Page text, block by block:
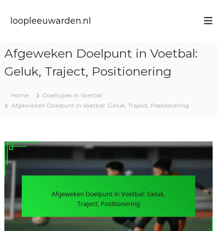
loopleeuwarden.nl
Afgeweken Doelpunt in Voetbal:
Geluk, Traject, Positionering
Home
Doeltypes in Voetbal
Afgeweken Doelpunt in Voetbal: Geluk, Traject, Positionering